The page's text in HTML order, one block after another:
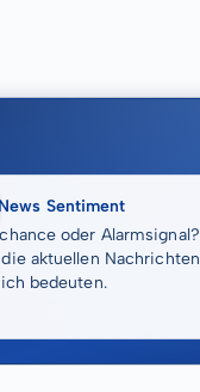
News Sentiment
oder Alarmsignal?
aktuellen Nachrichten
bedeuten.